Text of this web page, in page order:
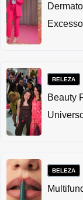
BELEZA
Beauty
BELEZA